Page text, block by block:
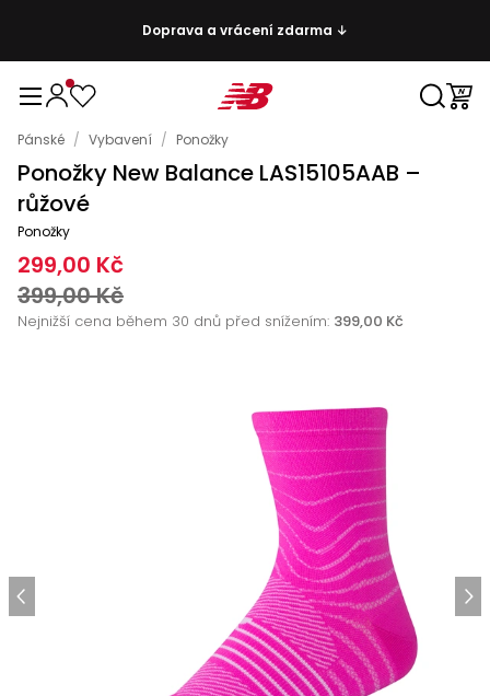
Doprava a vrácení zdarma ↓
Pánské / Vybavení / Ponožky
Ponožky New Balance LAS15105AAB –
růžové
Ponožky
299,00 Kč
399,00 Kč
Nejnižší cena během 30 dnů před snížením: 399,00 Kč